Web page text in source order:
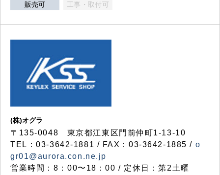
販売可 工事・取付可
(株)オグラ
〒135-0048 東京都江東区門前仲町1-13-10
TEL：03-3642-1881 / FAX：03-3642-1885 / o
gr01@aurora.con.ne.jp
営業時間：8：00〜18：00 / 定休日：第2土曜